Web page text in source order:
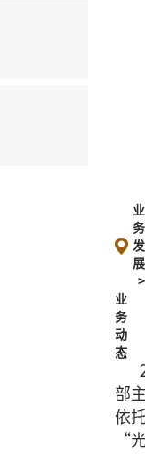
业
务
发
展
>
业
务
动
态
部
依
“